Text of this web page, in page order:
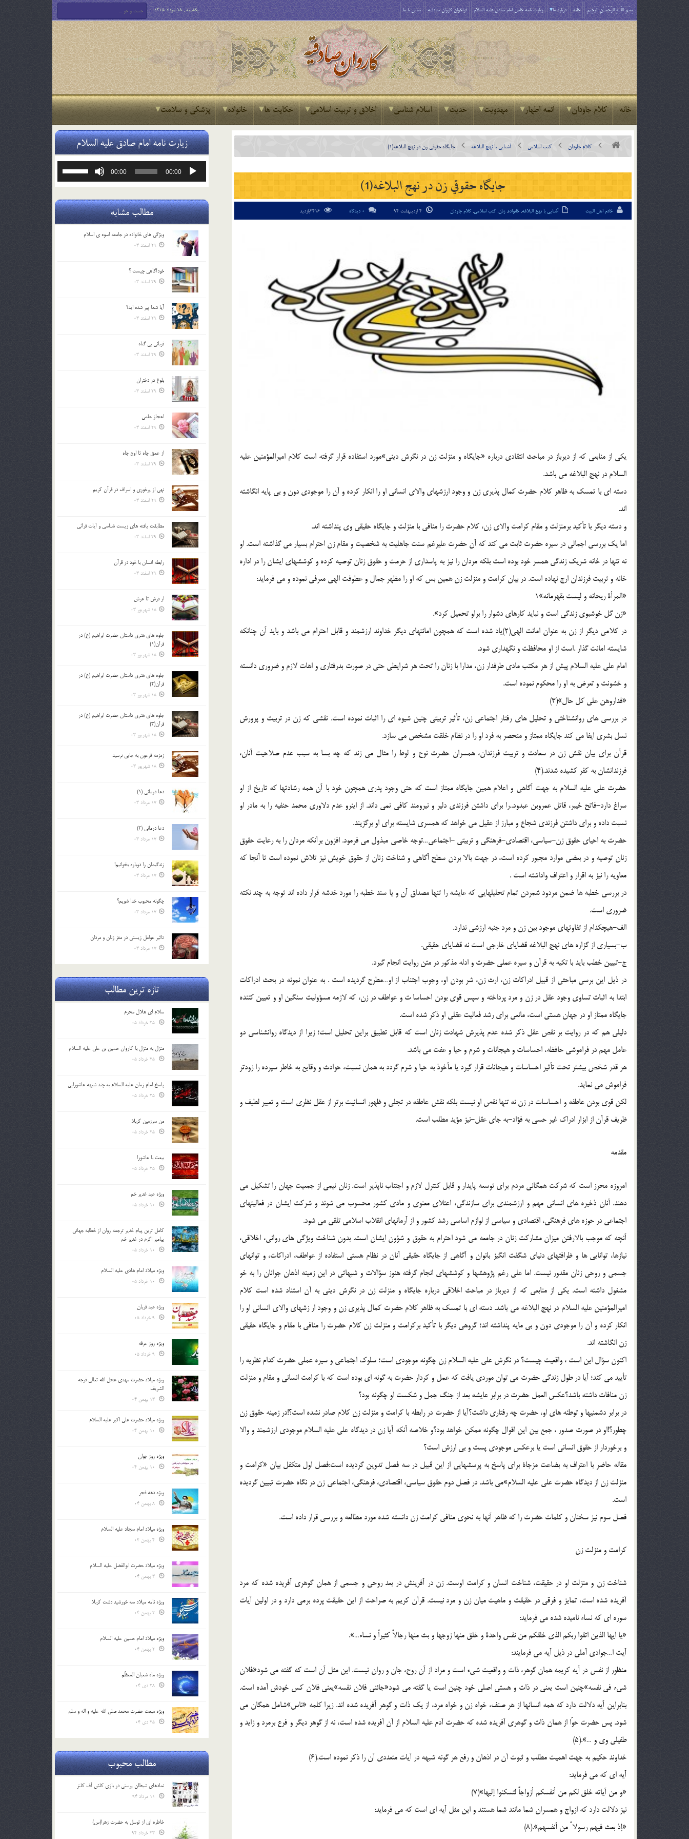
بِسْمِ اللَّـهِ الرَّحْمَـٰنِ الرَّحِيمِ خانه درباره ما زیارت نامه خاص امام صادق علیه السلام فراخوان کاروان صادقیه تماس با ما یکشنبه , 18 مرداد 1405
خانه کلام جاودان ائمه اطهار مهدویت حدیث اسلام شناسی اخلاق و تربیت اسلامی حکایت ها خانواده پزشکی و سلامت
کلام جاودان کتب اسلامی آشنایی با نهج البلاغه جايگاه حقوقي زن در نهج البلاغه(1)
جايگاه حقوقي زن در نهج البلاغه(1)
خادم اهل البیت آشنایی با نهج البلاغه, خانواده,زنان,کتب اسلامی,کلام جاودان 0 دیدگاه
يکي از منابعي که از ديرباز در مباحث انتقادي درباره «جايگاه و منزلت زن در نگرش ديني»مورد استفاده قرار گرفته است کلام اميرالمؤمنين عليه
السلام در نهج البلاغه مي باشد.
دسته اي با تمسک به ظاهر کلام حضرت کمال پذيري زن و وجود ارزشهاي والاي انساني او را انکار کرده و آن را موجودي دون و بي پايه انگاشته
اند.
و دسته ديگر با تأکيد برمنزلت و مقام کرامت والاي زن، کلام حضرت را منافي با منزلت و جايگاه حقيقي وي پنداشته اند.
اما يک بررسي اجمالي در سيره حضرت ثابت مي کند که آن حضرت عليرغم سنت جاهليت به شخصيت و مقام زن احترام بسيار مي گذاشته است. او
نه تنها در خانه شريک زندگي همسر خود بوده است بلکه مردان را نيز به پاسداري از حرمت و حقوق زنان توصيه کرده و کوششهاي ايشان را در اداره
خانه و تربيت فرزندان ارج نهاده است. در بيان کرامت و منزلت زن همين بس که او را مظهر جمال و عطوفت الهي معرفي نموده و مي فرمايد:
«المرأة ريحانه و ليست بقهرمانه»1
«زن گل خوشبوي زندگي است و نبايد کارهاي دشوار را براو تحميل کرد».
در کلامي ديگر از زن به عنوان امانت الهي(2)ياد شده است که همچون امانتهاي ديگر خداوند ارزشمند و قابل احترام مي باشد و بايد آن چنانکه
شايسته امانت گذار .است از او محافظت و نگهداري شود.
امام علي عليه السلام پيش از هر مکتب مادي طرفدار زن، مدارا با زنان را تحت هر شرايطي حتي در صورت بدرفتاري و اهات لازم و ضروري دانسته
و خشونت و تعرض به او را محکوم نموده است.
«فداروهن علي کل حال»(3)
در بررسي هاي روانشناختي و تحليل هاي رفتار اجتماعي زن، تأثير تربيتي چنين شيوه اي را اثبات نموده است. نقشي که زن در تربيت و پرورش
نسل بشري ايفا مي کند جايگاه ممتاز و منحصر به فرد او را در نظام خلقت مشخص مي سازد.
قرآن براي بيان نقش زن در سعادت و تربيت فرزندان، همسران حضرت نوح و لوط را مثال مي زند که چه بسا به سبب عدم صلاحيت آنان،
فرزندانشان به کفر کشيده شدند.(4)
حضرت علي عليه السلام به جهت آگاهي و اعلام همين جايگاه ممتاز است که حتي وجود پدري همچون خود با آن همه رشادتها که تاريخ از او
سراغ دارد-فاتح خيبر، قاتل عمروبن عبدود..را براي داشتن فرزندي دلير و نيرومند کافي نمي داند. از اينرو عدم دلاوري محمد حنفيه را به مادر او
نسبت داده و براي داشتن فرزندي شجاع و مبارز از عقيل مي خواهد که همسري شايسته براي او برگزيند.
حضرت به احياي حقوق زن-سياسي، اقتصادي-فرهنگي و تربيتي -اجتماعي…توجه خاصي مبذول مي فرمود. افزون برآنکه مردان را به رعايت حقوق
زنان توصيه و در بعضي موارد مجبور کرده است، در جهت بالا بردن سطح آگاهي و شناخت زنان از حقوق خويش نيز تلاش نموده است تا آنجا که
معاويه را نيز به اقرار و اعتراف واداشته است .
در بررسي خطبه ها ضمن مردود شمردن تمام تحليلهايي که عايشه را تنها مصداق آن و يا سند خطبه را مورد خدشه قرار داده اند توجه به چند نکته
ضروري است.
الف-هيچکدام از تفاوتهاي موجود بين زن و مرد جنبه ارزشي ندارد.
ب-بسياري از گزاره هاي نهج البلاغه قضاياي خارجي است نه قضاياي حقيقي.
ج-تبيين خطب بايد با تکيه به قرآن و سيره عملي حضرت و ادله مذکور در متن روايت انجام گيرد.
در ذيل اين برسي مباحثي از قبيل ادراکات زن، ارث زن، شر بودن او، وجوب اجتناب از او…مطرح گرديده است . به عنوان نمونه در بحث ادراکات
ابتدا به اثبات تساوي وجود عقل در زن و مرد پرداخته و سپس قوي بودن احساسا ت و عواطف در زن، که لازمه مسؤوليت سنگين او و تعيين کننده
جايگاه ممتاز او در جهان هستي است، مانعي براي رشد فعاليت عقلي او ذکر شده است.
دليلي هم که در روايت بر نقص عقل ذکر شده عدم پذيرش شهادت زنان است که قابل تطبيق براين تحليل است؛ زيرا از ديدگاه روانشناسي دو
عامل مهم در فراموشي حافظه، احساسات و هيجانات و شرم و حيا و عفت مي باشد.
هر قدر شخص بيشتر تحت تأثير احساسات و هيجانات قرار گيرد يا مأخوذ به حيا و شرم گردد به همان نسبت، حوادث و وقايع به خاطر سپرده را زودتر
فراموش مي نمايد.
لکن قوي بودن عاطفه و احساسات در زن نه تنها نقص او نيست بلکه نقش عاطفه در تجلي و ظهور انسانيت برتر از عقل نظري است و تعبير لطيف و
ظريف قرآن از ابزار ادراک غير حسي به فؤاد-به جاي عقل-نيز مؤيد مطلب است.
مقدمه
امروزه محرز است که شرکت همگاني مردم براي توسعه پايدار و قابل کنترل لازم و اجتناب ناپذير است. زنان نيمي از جمعيت جهان را تشکيل مي
دهند. آنان ذخيره هاي انساني مهم و ارزشمندي براي سازندگي، اعتلاي معنوي و مادي کشور محسوب مي شوند و شرکت ايشان در فعاليتهاي
اجتماعي در حوزه هاي فرهنگي، اقتصادي و سياسي از لوازم اساسي رشد کشور و از آرمانهاي انقلاب اسلامي تلقي مي شود.
آنچه که موجب بالارفتن ميزان مشارکت زنان در جامعه مي شود احترام به حقوق و شؤون ايشان است. بدون شناخت ويژگي هاي رواني، اخلاقي،
نيازها، توانايي ها و ظرافتهاي دنياي شگفت انگيز بانوان و آگاهي از جايگاه حقيقي آنان در نظام هستي استفاده از عواطف، ادراکات، و توانهاي
جسمي و روحي زنان مقدور نيست. اما علي رغم پژوهشها و کوششهاي انجام گرفته هنوز سؤالات و شبهاتي در اين زمينه اذهان جوانان را به خو
مشغول داشته است. يکي از منابعي که از ديرباز در مباحث اخلاقي درباره جايگاه و منزلت زن در نگرش ديني به آن استناد شده است کلام
اميرالمؤمنين عليه السلام در نهج البلاغه مي باشد. دسته اي با تمسک به ظاهر کلام حضرت کمال پذيري زن و وجود ار زشهاي والاي انساني او را
انکار کرده و آن را موجودي دون و بي مايه پنداشته اند؛ گروهي ديگر با تأکيد برکرامت و منزلت زن کلام حضرت را منافي با مقام و جايگاه حقيقي
زن انگاشته اند.
اکنون سؤال اين است ، واقعيت چيست؟ در نگرش علي عليه السلام زن چگونه موجودي است؛ سلوک اجتماعي و سيره عملي حضرت کدام نظريه را
تأييد مي کند؛ آيا در طول زندگي حضرت مي توان موردي يافت که عمل و کردار حضرت به گونه اي بوده است که با کرامت انساني و مقام و منزلت
زن منافات داشته باشد؟عکس العمل حضرت در برابر عايشه بعد از جنگ جمل و شکست او چگونه بود؟
در برابر دشمنيها و توطئه هاي او، حضرت چه رفتاري داشت؟آيا از حضرت در رابطه با کرامت و منزلت زن کلام صادر نشده است؟!در زمينه حقوق زن
چطور؟!او در صورت صدور ، جمع بين اين اقوال چگونه ممکن خواهد بود؟و خلاصه آنکه آيا زن در ديدگاه علي عليه السلام موجودي ارزشمند و والا
و برخوردار از حقوق انساني است يا برعکس موجودي پست و بي ارزش است؟
مقاله حاضر با اعتراف به بضاعت مزجاة براي پاسخ به پرسشهايي از اين قبيل در سه فصل تدوين گرديده است:فصل اول متکفل بيان «کرامت و
منزلت زن از ديدگاه حضرت علي عليه السلام»مي باشد. در فصل دوم حقوق سياسي، اقتصادي، فرهنگي، اجتماعي زن در نگاه حضرت تبيين گرديده
است.
فصل سوم نيز سخنان و کلمات حضرت را که ظاهر آنها به نحوي منافي کرامت زن دانسته شده مورد مطالعه و بررسي قرار داده است.
کرامت و منزلت زن
شناخت زن و منزلت او در حقيقت، شناخت انسان و کرامت اوست. زن در آفرينش در بعد روحي و جسمي از همان گوهري آفريده شده که مرد
آفريده شده است، تمايز و فرقي در حقيقت و ماهيت ميان زن و مرد نيست. قرآن کريم به صراحت از اين حقيقت پرده برمي دارد و در اولين آيات
سوره اي که نساء ناميده شده مي فرمايد:
«يا ايها الذين اتقوا ربکم الذي خلقکم من نفس واحدة و خلق منها زوجها و بث منها رجالاً کثيراً و نساء…».
آيت ا…جوادي آملي در ذيل آيه مي فرمايند:
منظور از نفس در آيه کريمه همان گوهر، ذات و واقعيت شيء است و مراد از آن روح، جان و روان نيست. اين مثل آن است که گفته مي شود«فلان
شيء في نفسه»چنين است يعني در ذات و هستي اصلي خود چنين است يا گفته مي شود«جائني فلان نفسه»يعني فلان کس خودش آمده است.
بنابراين آيه دلالت دارد که همه انسانها از هر صنف، خواه زن و خواه مرد، از يک ذات و گوهر آفريده شده اند. زيرا کلمه «ناس»شامل همگان مي
شود. پس حضرت حوّا از همان ذات و گوهري آفريده شده که حضرت آدم عليه السلام از آن آفريده شده است، نه از گوهر ديگر و فرع برمرد و زايد و
طفيلي وي و …».(5)
خداوند حکيم به جهت اهميت مطلب و ثبوت آن در اذهان و رفع هر گونه شبهه در آيات متعددي آن را ذکر نموده است.(6)
آيه اي که مي فرمايد:
«و من آياته خلق لکم من أنفسکم أزواجاً لتسکنوا إليها»(7)
نيز دلالت دارد که ازواج و همسران شما مانند شما هستند و اين مثل آيه اي است که مي فرمايد:
«إذ بعث فيهم رسولا ً من أنفسهم».(8)
زیارت نامه امام صادق علیه السلام
پخش‌کننده
00:00
00:00
یا
صدا
کلیدهای
مطالب مشابه
ويژگي هاي خانواده در جامعه اسوه ي اسلام
29 اسفند 03
خودآگاهى چيست ؟
29 اسفند 03
آیا شما پیر شده اید؟
29 اسفند 03
قرباني بي گناه
29 اسفند 03
بلوغ در دختران
29 اسفند 03
اعجاز علمی
29 اسفند 03
از عمق چاه تا اوج جاه
29 اسفند 03
نهي از پرخوري و اسراف در قرآن کريم
29 اسفند 03
مطابقت یافته های زیست شناسی و آیات قرآنی
29 اسفند 03
رابطه انسان با خود در قرآن
29 اسفند 03
از فرش تا عرش
18 شهریور 03
جلوه هاي هنري داستان حضرت ابراهيم (ع) در
قرآن(1)
18 شهریور 03
جلوه هاي هنري داستان حضرت ابراهيم (ع) در
قرآن(2)
18 شهریور 03
جلوه هاي هنري داستان حضرت ابراهيم (ع) در
قرآن(3)
18 شهریور 03
زمزمه فرعون به جايي نرسيد
18 شهریور 03
دعا درمانی (1)
17 مرداد 03
دعا درمانی (2)
17 مرداد 03
زندگيمان را دوباره بخوانيم!
17 مرداد 03
چگونه محبوب خدا شويم؟
17 مرداد 03
تاثیر عوامل زيستي در مغز زنان و مردان
17 مرداد 03
تازه ترین مطالب
سلام ای هلال محرم
منزل به منزل با کاروان حسین بن علی علیه السلام
پاسخ امام زمان علیه السلام به چند شبهه عاشورایی
من سرزمین کربلا
بیعت با عاشورا
ویژه عید غدیر خم
کامل ترین پیام غدیر ترجمه روان از خطابه جهانی
پیامبر اکرم در غدیر خم
ویژه میلاد امام هادی علیه السلام
ویژه عید قربان
ویژه روز عرفه
ویژه میلاد حضرت مهدی عجل الله تعالی فرجه
الشريف
ویژه میلاد حضرت علی اکبر علیه السلام
ویژه روز جوان
ویژه دهه فجر
ویژه میلاد امام سجاد علیه السلام
ویژه میلاد حضرت ابوالفضل علیه السلام
ویژه نامه میلاد سه خورشید دشت کربلا
ویژه میلاد امام حسین علیه السلام
ویژه ماه شعبان المعظّم
ویژه مبعث حضرت محمد صلی الله علیه و اله و سلم
مطالب محبوب
نمادهای شیطان پرستی در بازی کلش آف کلنز
خاطره ای از توسل به حضرت زهرا(س)